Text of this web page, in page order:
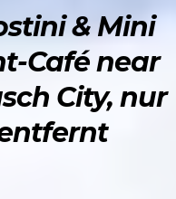
& Mini
Café near
City, nur